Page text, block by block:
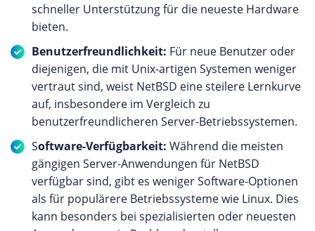
schneller Unterstützung für die neueste Hardware
bieten.
Benutzerfreundlichkeit: Für neue Benutzer oder
diejenigen, die mit Unix-artigen Systemen weniger
vertraut sind, weist NetBSD eine steilere Lernkurve
auf, insbesondere im Vergleich zu
benutzerfreundlicheren Server-Betriebssystemen.
Software-Verfügbarkeit: Während die meisten
gängigen Server-Anwendungen für NetBSD
verfügbar sind, gibt es weniger Software-Optionen
als für populärere Betriebssysteme wie Linux. Dies
kann besonders bei spezialisierten oder neuesten